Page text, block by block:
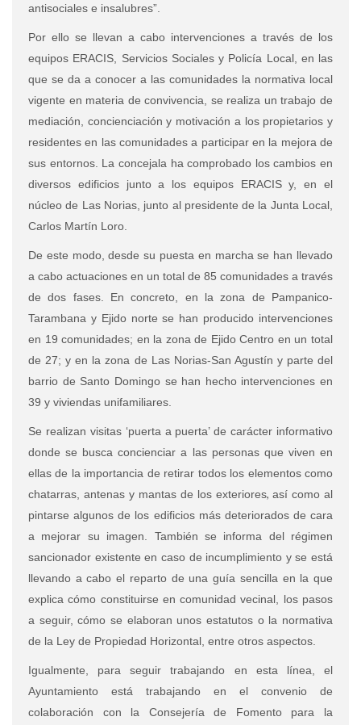
antisociales e insalubres”.
Por ello se llevan a cabo intervenciones a través de los
equipos ERACIS, Servicios Sociales y Policía Local, en las
que se da a conocer a las comunidades la normativa local
vigente en materia de convivencia, se realiza un trabajo de
mediación, concienciación y motivación a los propietarios y
residentes en las comunidades a participar en la mejora de
sus entornos. La concejala ha comprobado los cambios en
diversos edificios junto a los equipos ERACIS y, en el
núcleo de Las Norias, junto al presidente de la Junta Local,
Carlos Martín Loro.
De este modo, desde su puesta en marcha se han llevado
a cabo actuaciones en un total de 85 comunidades a través
de dos fases. En concreto, en la zona de Pampanico-
Tarambana y Ejido norte se han producido intervenciones
en 19 comunidades; en la zona de Ejido Centro en un total
de 27; y en la zona de Las Norias-San Agustín y parte del
barrio de Santo Domingo se han hecho intervenciones en
39 y viviendas unifamiliares.
Se realizan visitas ‘puerta a puerta’ de carácter informativo
donde se busca concienciar a las personas que viven en
ellas de la importancia de retirar todos los elementos como
chatarras, antenas y mantas de los exteriores, así como al
pintarse algunos de los edificios más deteriorados de cara
a mejorar su imagen. También se informa del régimen
sancionador existente en caso de incumplimiento y se está
llevando a cabo el reparto de una guía sencilla en la que
explica cómo constituirse en comunidad vecinal, los pasos
a seguir, cómo se elaboran unos estatutos o la normativa
de la Ley de Propiedad Horizontal, entre otros aspectos.
Igualmente, para seguir trabajando en esta línea, el
Ayuntamiento está trabajando en el convenio de
colaboración con la Consejería de Fomento para la